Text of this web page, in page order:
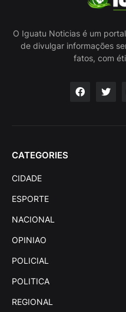
O Iguatu Noticias é um
de divulgar informações
fatos, com
CATEGORIES
CIDADE
ESPORTE
NACIONAL
OPINIAO
POLICIAL
POLITICA
REGIONAL